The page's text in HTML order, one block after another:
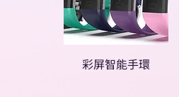
彩屏智能手環